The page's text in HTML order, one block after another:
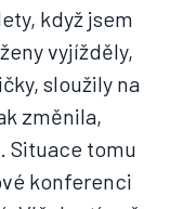
když jsem
vyjížděly,
sloužily na
změnila,
Situace tomu
konferenci